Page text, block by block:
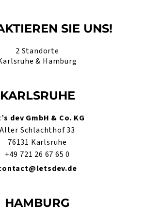
SIE UNS!
2 Standorte
& Hamburg
KARLSRUHE
dev GmbH & Co. KG
Alter Schlachthof 33
76131 Karlsruhe
+49 721 26 67 65 0
HAMBURG